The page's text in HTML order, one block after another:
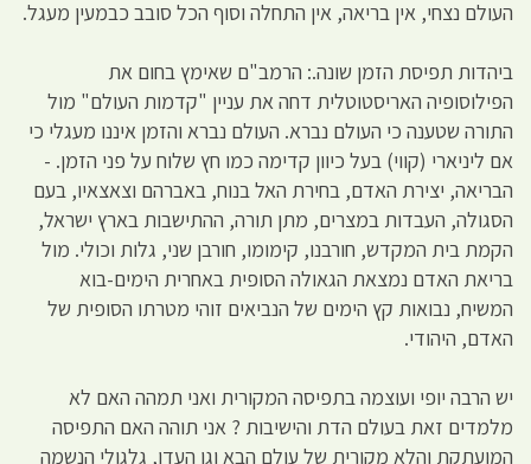
העולם נצחי, אין בריאה, אין התחלה וסוף הכל סובב כבמעין מעגל.
ביהדות תפיסת הזמן שונה.: הרמב"ם שאימץ בחום את
הפילוסופיה האריסטוטלית דחה את עניין "קדמות העולם" מול
התורה שטענה כי העולם נברא. העולם נברא והזמן איננו מעגלי כי
אם ליניארי (קווי) בעל כיוון קדימה כמו חץ שלוח על פני הזמן. -
הבריאה, יצירת האדם, בחירת האל בנוח, באברהם וצאצאיו, בעם
הסגולה, העבדות במצרים, מתן תורה, ההתישבות בארץ ישראל,
הקמת בית המקדש, חורבנו, קימומו, חורבן שני, גלות וכולי. מול
בריאת האדם נמצאת הגאולה הסופית באחרית הימים-בוא
המשיח, נבואות קץ הימים של הנביאים זוהי מטרתו הסופית של
האדם, היהודי.
יש הרבה יופי ועוצמה בתפיסה המקורית ואני תמהה האם לא
מלמדים זאת בעולם הדת והישיבות ? אני תוהה האם התפיסה
המועתקת והלא מקורית של עולם הבא וגן העדן, גלגולי הנשמה